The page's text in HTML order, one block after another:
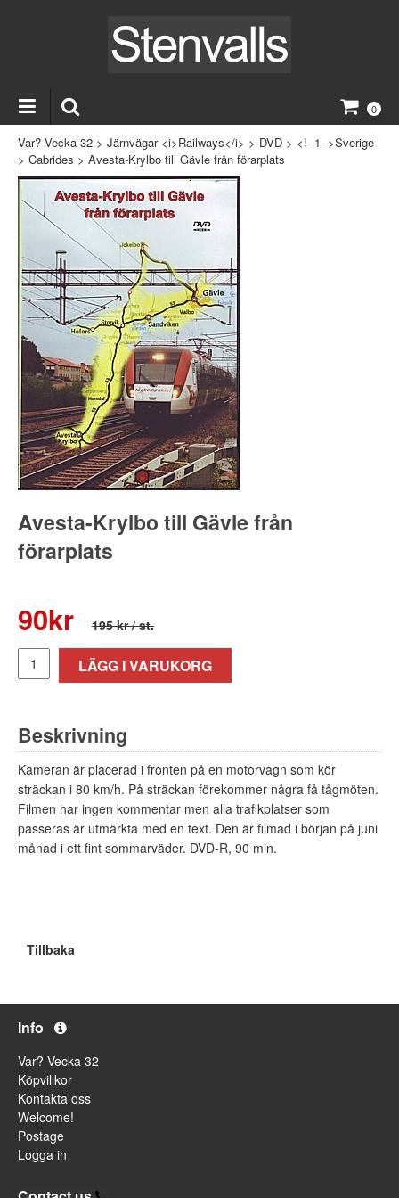
0
Var? Vecka 32 > Järnvägar <i>Railways</i> > DVD > <!--1-->Sverige
> Cabrides > Avesta-Krylbo till Gävle från förarplats
Avesta-Krylbo till Gävle från
förarplats
90kr 195 kr/ st.
LÄGG I VARUKORG
Beskrivning
Kameran är placerad i fronten på en motorvagn som kör
sträckan i 80 km/h. På sträckan förekommer några få tågmöten.
Filmen har ingen kommentar men alla trafikplatser som
passeras är utmärkta med en text. Den är filmad i början på juni
månad i ett fint sommarväder. DVD-R, 90 min.
Tillbaka
Info
Var? Vecka 32
Köpvillkor
Kontakta oss
Welcome!
Postage
Logga in